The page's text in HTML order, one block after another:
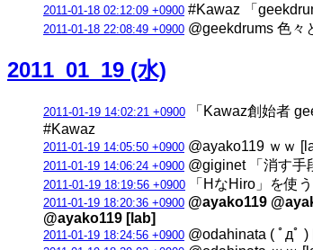
2011-01-18 02:12:09 +0900 #Kawaz 「
2011-01-18 22:08:49 +0900 @geekdrums 色々
2011_01_19 (水)
2011-01-19 14:02:21 +0900 「Kawaz創始者
#Kawaz
2011-01-19 14:05:50 +0900 @ayako119 ｗｗ
2011-01-19 14:06:24 +0900 @giginet 「消す手
2011-01-19 18:19:56 +0900 「HなHiro」を使
2011-01-19 18:20:36 +0900 @ayako119
@ayako119 [lab]
2011-01-19 18:24:56 +0900 @odahinata ( ﾟдﾟ )